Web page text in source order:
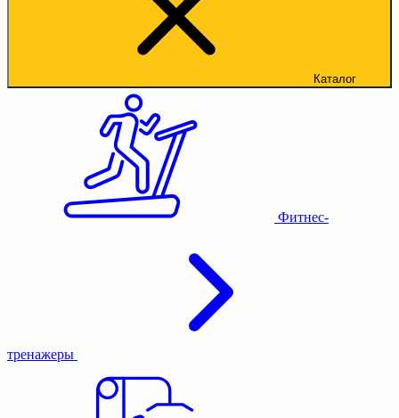
Каталог
Фитнес-
тренажеры